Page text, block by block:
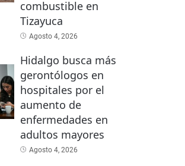
combustible en
Tizayuca
Agosto 4, 2026
Hidalgo busca más
gerontólogos en
hospitales por el
aumento de
enfermedades en
adultos mayores
Agosto 4, 2026